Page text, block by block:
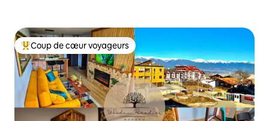
Coups de cœur voyageurs les plus appréciés
Coup de cœur voyageurs